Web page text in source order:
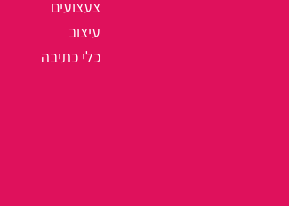
צעצועים
עיצוב
כלי כתיבה